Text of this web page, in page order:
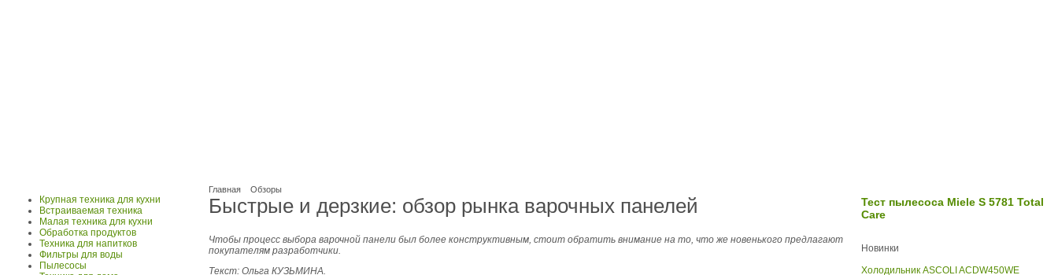
Главная Обзоры
Быстрые и дерзкие: обзор рынка варочных панелей
Чтобы процесс выбора варочной панели был более конструктивным, стоит обратить внимание на то, что же новенького предлагают
покупателям разработчики.
Текст: Ольга КУЗЬМИНА.
Крупная техника для кухни
Встраиваемая техника
Малая техника для кухни
Обработка продуктов
Техника для напитков
Фильтры для воды
Пылесосы
Тест пылесоса Miele S 5781 Total
Care
Новинки
Холодильник ASCOLI ACDW450WE